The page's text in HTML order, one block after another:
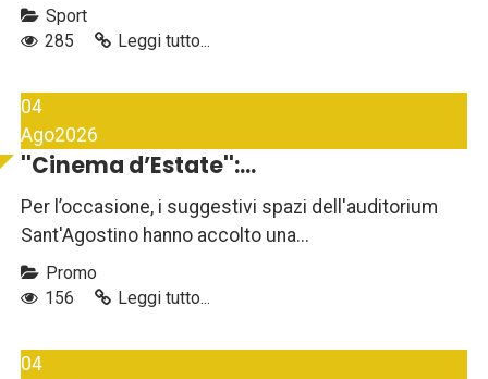
Sport
285
Leggi tutto...
04
Ago2026
''Cinema d’Estate'':...
Per l’occasione, i suggestivi spazi dell'auditorium
Sant'Agostino hanno accolto una...
Promo
156
Leggi tutto...
04